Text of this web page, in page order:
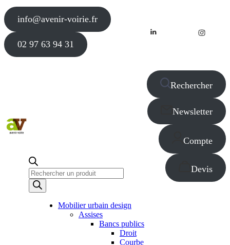
info@avenir-voirie.fr
02 97 63 94 31
Recherche
de
produits
Rechercher
Newsletter
Compte
Devis
Mobilier urbain design
Assises
Bancs publics
Droit
Courbe